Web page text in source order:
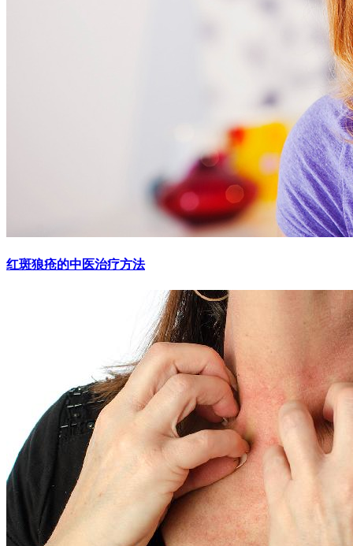
红斑狼疮的中医治疗方法